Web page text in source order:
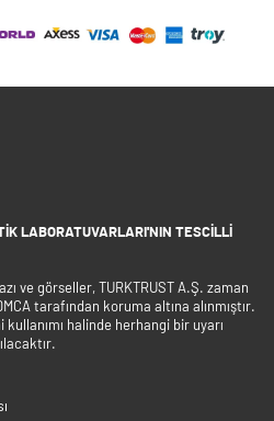
LABORATUVARLARI'NIN TESCILLI
ve görseller, TURKTRUST A.Ş. zaman
tarafından koruma altına alınmıştır.
halinde herhangi bir uyarı